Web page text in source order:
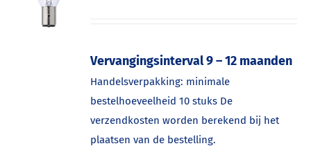
Vervangingsinterval 9 – 12 maanden
Handelsverpakking: minimale
bestelhoeveelheid 10 stuks De
verzendkosten worden berekend bij het
plaatsen van de bestelling.